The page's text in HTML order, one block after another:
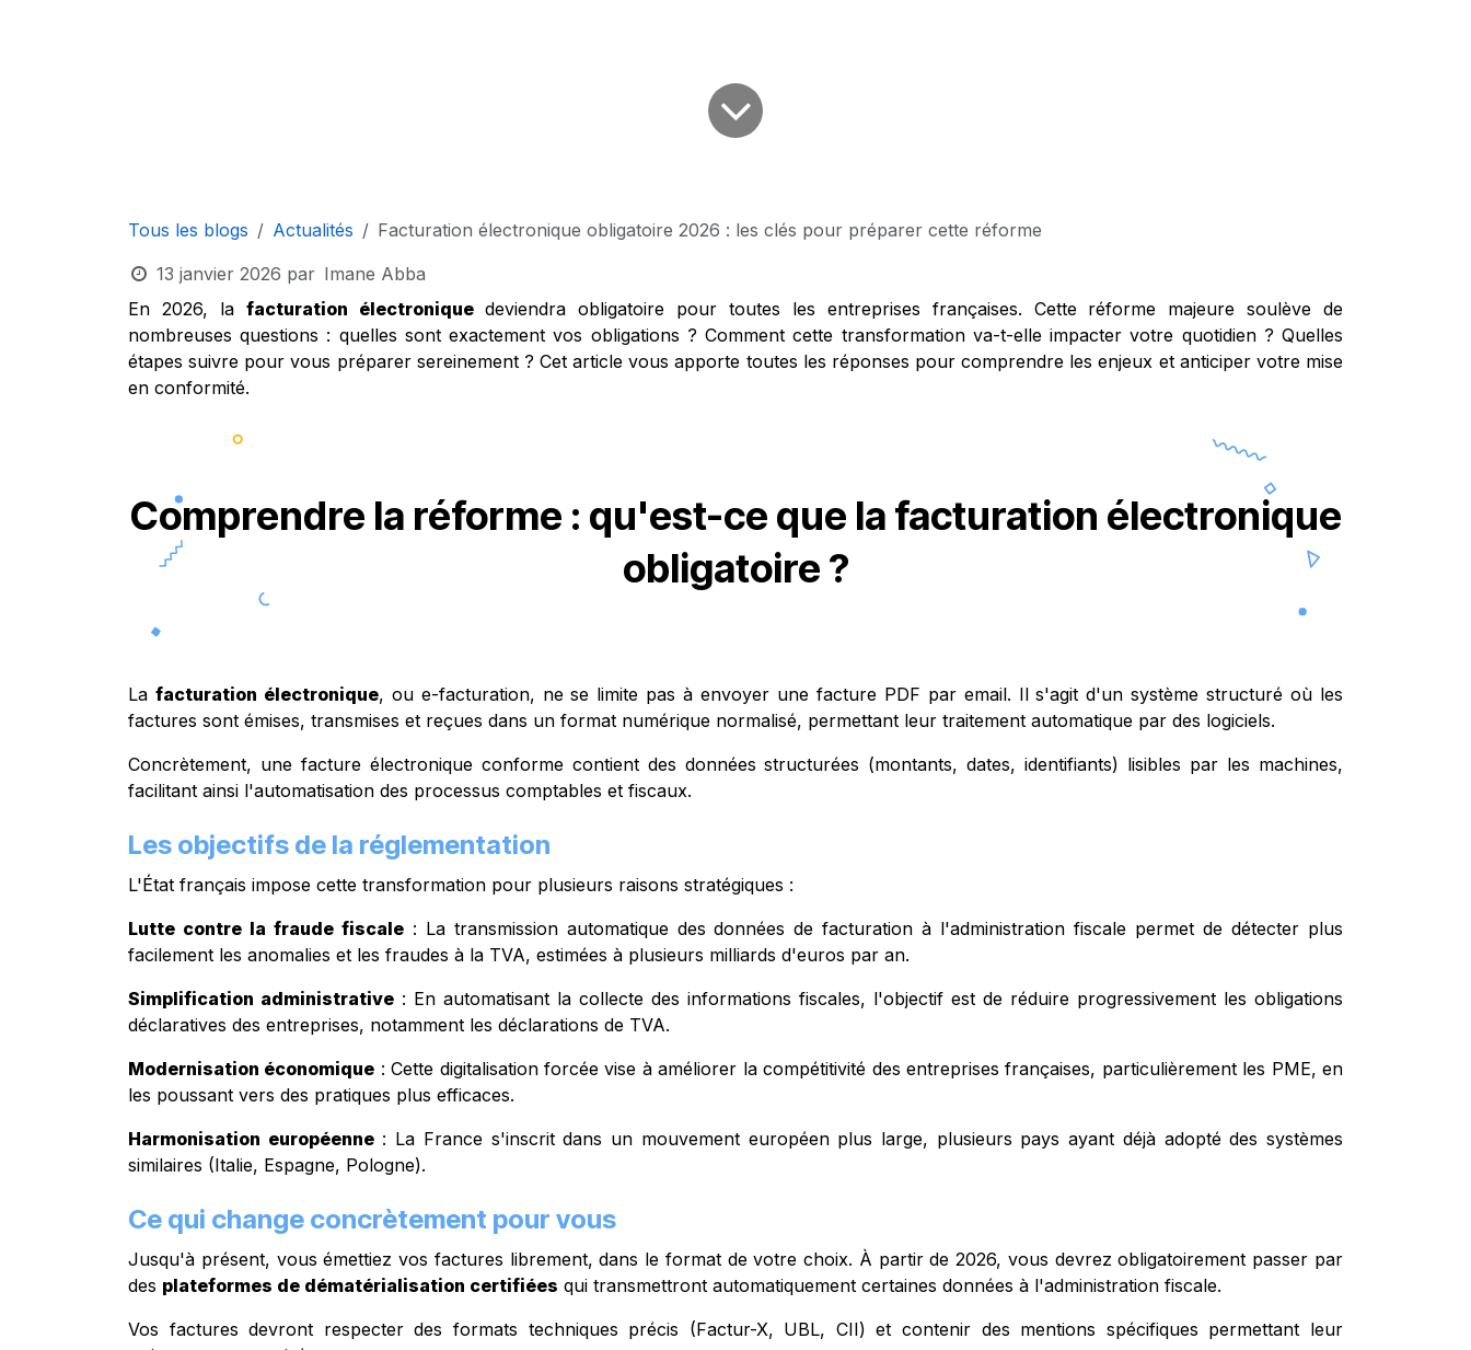
Tous les blogs Actualités
Facturation électronique obligatoire 2026 : les clés pour préparer cette réforme
13 janvier 2026 par Imane Abba
En 2026, la facturation électroniquedeviendra obligatoire pour toutes les entreprises françaises. Cette réforme majeure soulève de
nombreuses questions : quelles sont exactement vos obligations ? Comment cette transformation va-t-elle impacter votre quotidien ? Quelles
étapes suivre pour vous préparer sereinement ? Cet article vous apporte toutes les réponses pour comprendre les enjeux et anticiper votre mise
en conformité.
Comprendre la réforme : qu'est-ce que la facturation électronique
obligatoire ?
La facturation électronique, ou e-facturation, ne se limite pas à envoyer une facture PDF par email. Il s'agit d'un système structuré où les
factures sont émises, transmises et reçues dans un format numérique normalisé, permettant leur traitement automatique par des logiciels.
Concrètement, une facture électronique conforme contient des données structurées (montants, dates, identifiants) lisibles par les machines,
facilitant ainsi l'automatisation des processus comptables et fiscaux.
Les objectifs de la réglementation
L'État français impose cette transformation pour plusieurs raisons stratégiques :
Lutte contre la fraude fiscale: La transmission automatique des données de facturation à l'administration fiscale permet de détecter plus
facilement les anomalies et les fraudes à la TVA, estimées à plusieurs milliards d'euros par an.
Simplification administrative : En automatisant la collecte des informations fiscales, l'objectif est de réduire progressivement les obligations
déclaratives des entreprises, notamment les déclarations de TVA.
Modernisation économique : Cette digitalisation forcée vise à améliorer la compétitivité des entreprises françaises, particulièrement les PME, en
les poussant vers des pratiques plus efficaces.
Harmonisation européenne: La France s'inscrit dans un mouvement européen plus large, plusieurs pays ayant déjà adopté des systèmes
similaires (Italie, Espagne, Pologne).
Ce qui change concrètement pour vous
Jusqu'à présent, vous émettiez vos factures librement, dans le format de votre choix. À partir de 2026, vous devrez obligatoirement passer par
des plateformes de dématérialisation certifiées qui transmettront automatiquement certaines données à l'administration fiscale.
Vos factures devront respecter des formats techniques précis (Factur-X, UBL, CII) et contenir des mentions spécifiques permettant leur